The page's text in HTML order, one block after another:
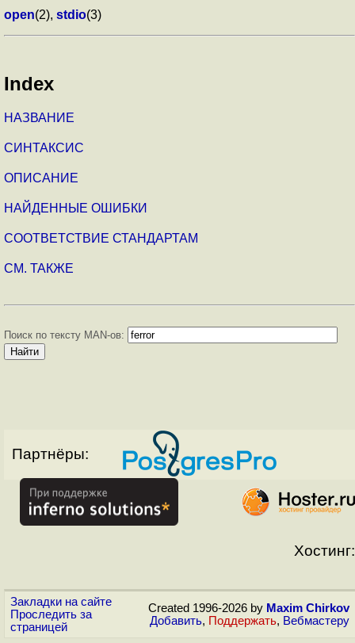
open(2), stdio(3)
Index
НАЗВАНИЕ
СИНТАКСИС
ОПИСАНИЕ
НАЙДЕННЫЕ ОШИБКИ
СООТВЕТСТВИЕ СТАНДАРТАМ
СМ. ТАКЖЕ
Поиск по тексту MAN-ов:
Партнёры:
Хостинг:
Закладки на сайте
Проследить за
страницей
Created 1996-2026 by Maxim Chirkov
Добавить, Поддержать, Вебмастеру